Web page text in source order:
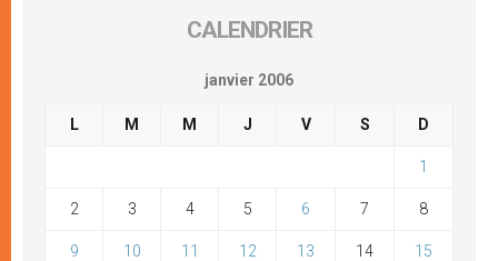
CALENDRIER
janvier 2006
L M M J V S D
1
2 3 4 5 6 7 8
9 10 11 12 13 14 15